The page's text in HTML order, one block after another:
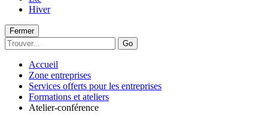
Hiver
Fermer
Go
Accueil
Zone entreprises
Services offerts pour les entreprises
Formations et ateliers
Atelier-conférence